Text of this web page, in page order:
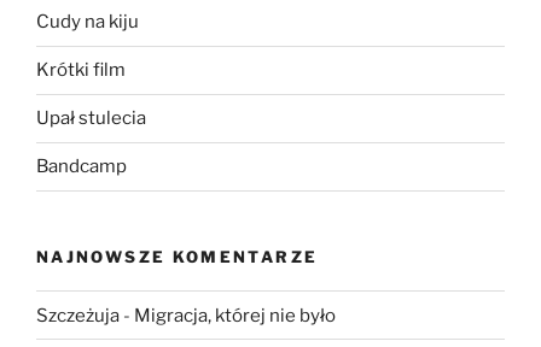
Cudy na kiju
Krótki film
Upał stulecia
Bandcamp
NAJNOWSZE KOMENTARZE
Szczeżuja - Migracja, której nie było